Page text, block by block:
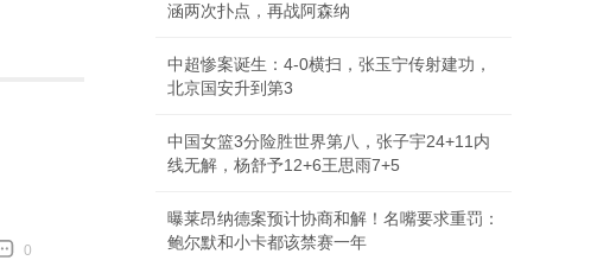
0
涵两次扑点，再战阿森纳
中超惨案诞生：4-0横扫，张玉宁传射建功，
北京国安升到第3
中国女篮3分险胜世界第八，张子宇24+11内
线无解，杨舒予12+6王思雨7+5
曝莱昂纳德案预计协商和解！名嘴要求重罚：
鲍尔默和小卡都该禁赛一年